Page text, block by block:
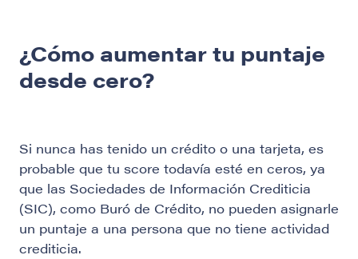
¿Cómo aumentar tu puntaje
desde cero?
Si nunca has tenido un crédito o una tarjeta, es
probable que tu score todavía esté en ceros, ya
que las Sociedades de Información Crediticia
(SIC), como Buró de Crédito, no pueden asignarle
un puntaje a una persona que no tiene actividad
crediticia.